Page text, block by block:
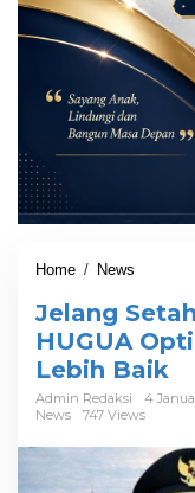
Home / News
l
a
g
S
e
h
Jelang
HUGUA
Lebih Baik
Admin Redaksi
4
News
747 Views